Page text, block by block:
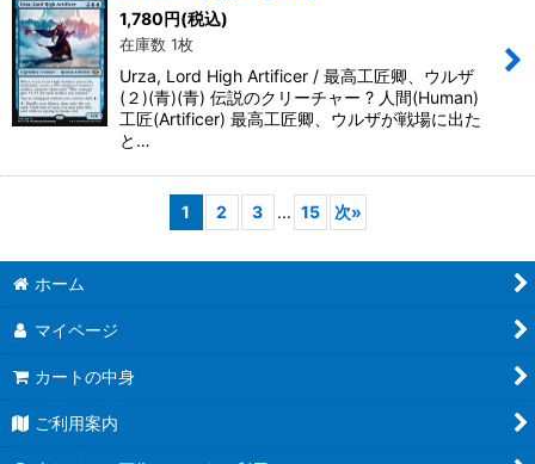
1,780円(税込)
在庫数 1枚
Urza, Lord High Artificer / 最高工匠卿、ウルザ
(２)(青)(青) 伝説のクリーチャー ? 人間(Human)
工匠(Artificer) 最高工匠卿、ウルザが戦場に出た
と…
1 2 3 ... 15 次»
ホーム
マイページ
カートの中身
ご利用案内